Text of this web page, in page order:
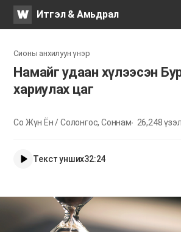
WATVИтгэл & Амьдрал
Сионы анхилуун үнэр
Намайг удаан хүлээсэн
хариулах цаг
Со Жүн Ён / Солонгос, Соннам 26,248
Текст унших32:24